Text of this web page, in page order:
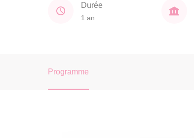
Durée
1 an
Programme